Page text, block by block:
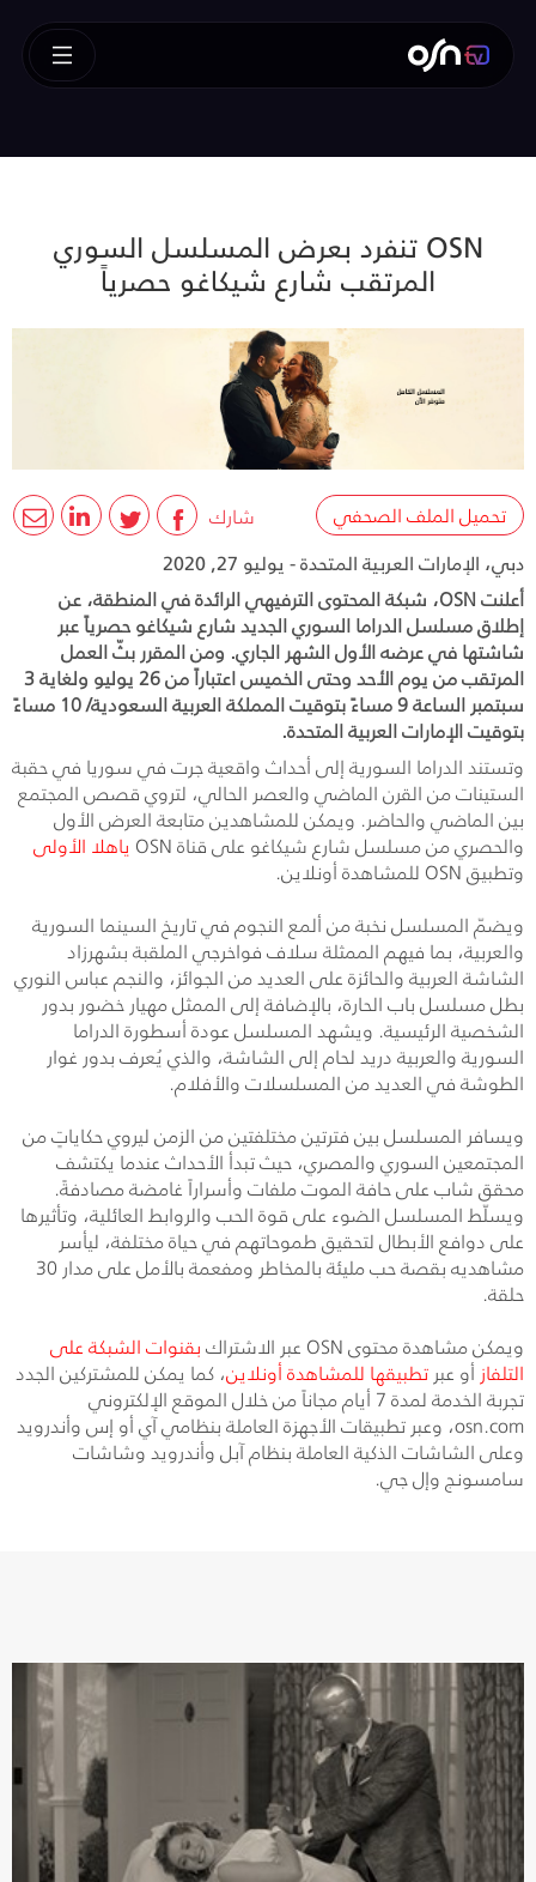
OSN تنفرد بعرض المسلسل السوري
المرتقب شارع شيكاغو حصرياً
شارك
تحميل الملف الصحفي
دبي، الإمارات العربية المتحدة - يوليو 27, 2020
أعلنت OSN، شبكة المحتوى الترفيهي الرائدة في المنطقة، عن
إطلاق مسلسل الدراما السوري الجديد شارع شيكاغو حصرياً عبر
شاشتها في عرضه الأول الشهر الجاري. ومن المقرر بثّ العمل
المرتقب من يوم الأحد وحتى الخميس اعتباراً من 26 يوليو ولغاية 3
سبتمبر الساعة 9 مساءً بتوقيت المملكة العربية السعودية/ 10 مساءً
بتوقيت الإمارات العربية المتحدة.
وتستند الدراما السورية إلى أحداث واقعية جرت في سوريا في حقبة
الستينات من القرن الماضي والعصر الحالي، لتروي قصص المجتمع
بين الماضي والحاضر. ويمكن للمشاهدين متابعة العرض الأول
والحصري من مسلسل شارع شيكاغو على قناة OSN ياهلا الأولى
وتطبيق OSN للمشاهدة أونلاين.
ويضمّ المسلسل نخبة من ألمع النجوم في تاريخ السينما السورية
والعربية، بما فيهم الممثلة سلاف فواخرجي الملقبة بشهرزاد
الشاشة العربية والحائزة على العديد من الجوائز، والنجم عباس النوري
بطل مسلسل باب الحارة، بالإضافة إلى الممثل مهيار خضور بدور
الشخصية الرئيسية. ويشهد المسلسل عودة أسطورة الدراما
السورية والعربية دريد لحام إلى الشاشة، والذي يُعرف بدور غوار
الطوشة في العديد من المسلسلات والأفلام.
ويسافر المسلسل بين فترتين مختلفتين من الزمن ليروي حكاياتٍ من
المجتمعين السوري والمصري، حيث تبدأ الأحداث عندما يكتشف
محقق شاب على حافة الموت ملفات وأسراراً غامضة مصادفةً.
ويسلّط المسلسل الضوء على قوة الحب والروابط العائلية، وتأثيرها
على دوافع الأبطال لتحقيق طموحاتهم في حياة مختلفة، ليأسر
مشاهديه بقصة حب مليئة بالمخاطر ومفعمة بالأمل على مدار 30
حلقة.
ويمكن مشاهدة محتوى OSN عبر الاشتراك
بقنوات الشبكة على
التلفاز أو عبرتطبيقها للمشاهدة أونلاين، كما يمكن للمشتركين الجدد
تجربة الخدمة لمدة 7 أيام مجاناً من خلال الموقع الإلكتروني
osn.com، وعبر تطبيقات الأجهزة العاملة بنظامي آي أو إس وأندرويد
وعلى الشاشات الذكية العاملة بنظام آبل وأندرويد وشاشات
سامسونج وإل جي.